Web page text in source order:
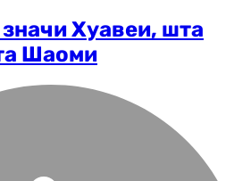
Хуавеи, шта
Шаоми